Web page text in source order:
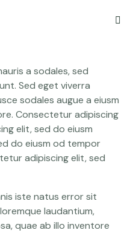
best solar
November 17, 2022
a sodales, sed
Sed eget viverra
sodales augue a eiusm
Consectetur adipiscing
elit, sed do eiusm
do eiusm od tempor
adipiscing elit, sed
iste natus error sit
laudantium,
quae ab illo inventore